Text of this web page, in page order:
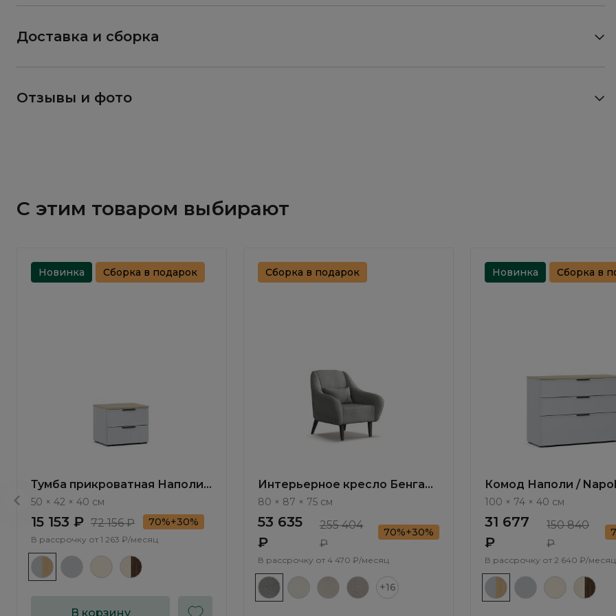
Доставка и сборка
Отзывы и фото
С этим товаром выбирают
Новинка Сборка в подарок
Тумба прикроватная Наполи /
Napoli NP001.2
50 × 42 × 40 см
15 153 ₽ 72 156 ₽ 70%+30%
В рассрочку от 1 263 ₽/месяц
В корзину
Сборка в подарок
Интерьерное кресло Бенгал /
Bengal ММ114.17
80 × 87 × 75 см
53 635
₽
255 404
₽
70%+30%
В рассрочку от 4 470 ₽/месяц
+16
Новинка Сборка в
Комод Наполи /
NP007.2
100 × 74 × 40 см
31 677
₽
150 840
₽
В рассрочку от 2 640 ₽/месяц